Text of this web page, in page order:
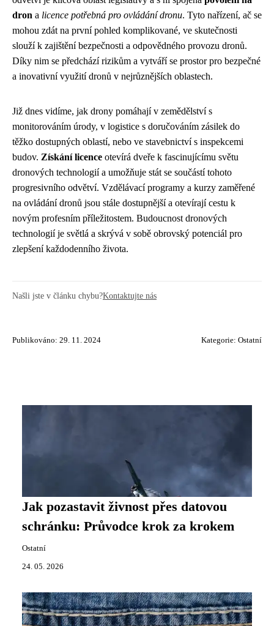
dron a licence potřebná pro ovládání dronu. Tyto nařízení, ač se
mohou zdát na první pohled komplikované, ve skutečnosti
slouží k zajištění bezpečnosti a odpovědného provozu dronů.
Díky nim se předchází rizikům a vytváří se prostor pro bezpečné
a inovativní využití dronů v nejrůznějších oblastech.
Již dnes vidíme, jak drony pomáhají v zemědělství s
monitorováním úrody, v logistice s doručováním zásilek do
těžko dostupných oblastí, nebo ve stavebnictví s inspekcemi
budov. Získání licence otevírá dveře k fascinujícímu světu
dronových technologií a umožňuje stát se součástí tohoto
progresivního odvětví. Vzdělávací programy a kurzy zaměřené
na ovládání dronů jsou stále dostupnější a otevírají cestu k
novým profesním příležitostem. Budoucnost dronových
technologií je světlá a skrývá v sobě obrovský potenciál pro
zlepšení každodenního života.
Našli jste v článku chybu?Kontaktujte nás
Publikováno: 29. 11. 2024 Kategorie: Ostatní
Jak pozastavit živnost přes datovou
schránku: Průvodce krok za krokem
Ostatní
24. 05. 2026